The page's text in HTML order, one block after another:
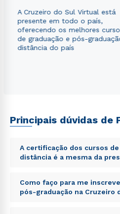
A Cruzeiro do Sul Virtual está
presente em todo o país,
oferecendo os melhores
de graduação e pós-
distância do país
Principais dúvidas de
A certificação dos cursos
distância é a mesma da
Sed ut perspiciatis unde
voluptatem accusantium
totam rem aperiam, eaque
Como faço para me
pós-graduação na Cruzeiro